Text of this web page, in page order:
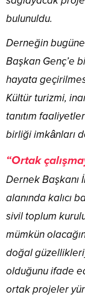
bulunuldu.
Derneğin
Başkan Genç’e
hayata
Kültür turizmi,
tanıtım
birliği imkânları
“Ortak
Dernek Başkanı
alanında kalıcı
sivil toplum
mümkün
doğal
olduğunu ifade
ortak projeler